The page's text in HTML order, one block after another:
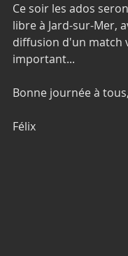
Ce soir les ados
libre à Jard-sur-Mer,
diffusion d'un match
important...
Bonne journée à tous,
Félix